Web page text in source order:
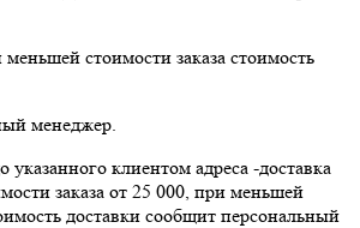
меньшей стоимости заказа стоимость
менеджер.
клиентом адреса -доставка
заказа от 25 000, при меньшей
доставки сообщит персональный